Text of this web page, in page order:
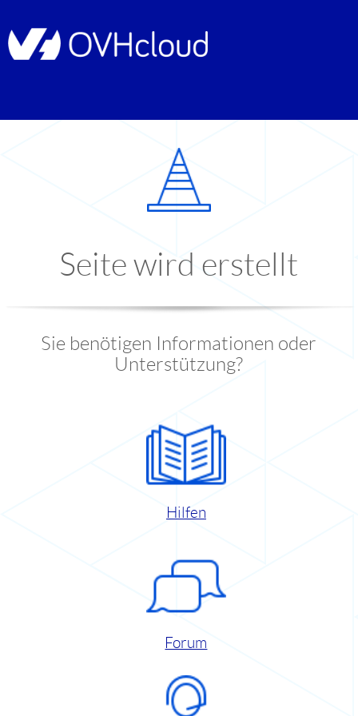
Seite wird erstellt
Sie benötigen Informationen oder
Unterstützung?
Hilfen
Forum